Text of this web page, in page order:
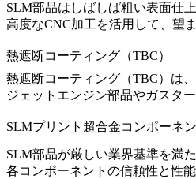
SLM部品はしばしば粗い表面仕
高度なCNC加工を活用 して、望
熱遮断コーティング（TBC）
熱遮断コーティング（TBC） は
ジェットエンジン部品やガスタ
SLMプリント超合金コンポーネ
SLM部品が厳しい業界基準を満
各コンポーネントの信頼性と性